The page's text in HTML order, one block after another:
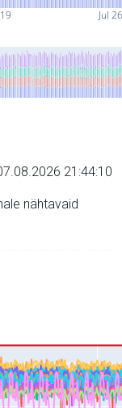
Jul
21:44:10
nähtavaid